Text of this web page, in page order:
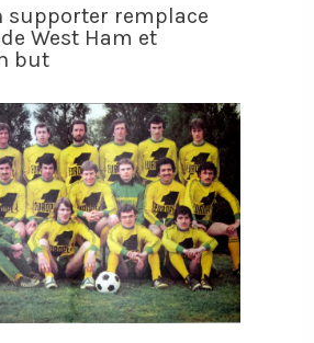
supporter remplace
West Ham et
but